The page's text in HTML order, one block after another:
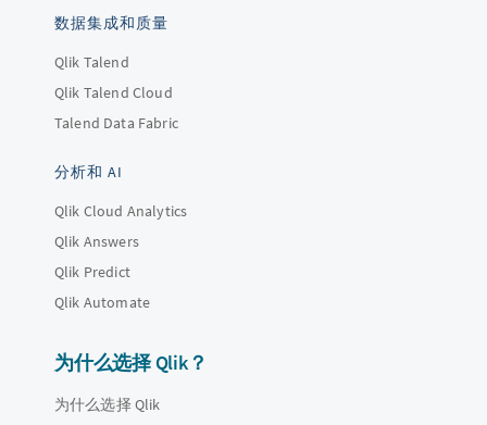
数据集成和质量
Qlik Talend
Qlik Talend Cloud
Talend Data Fabric
分析和 AI
Qlik Cloud Analytics
Qlik Answers
Qlik Predict
Qlik Automate
为什么选择 Qlik？
为什么选择 Qlik